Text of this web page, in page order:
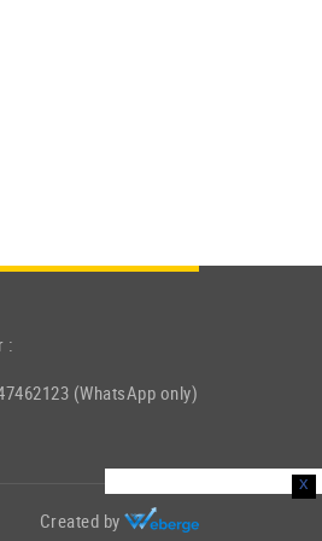
:
(WhatsApp only)
Created by
x